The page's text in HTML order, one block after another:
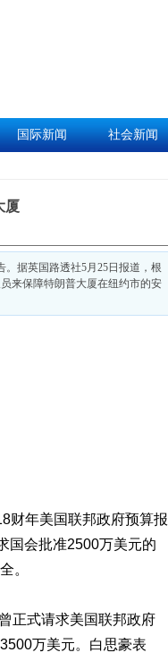
国际新闻 社会新闻
厦
。据英国路透社5月25日报道，根
来保障特朗普大厦在纽约市的安
财年美国联邦政府预算报
国会批准2500万美元的
。
正式请求美国联邦政府
万美元。白思豪表